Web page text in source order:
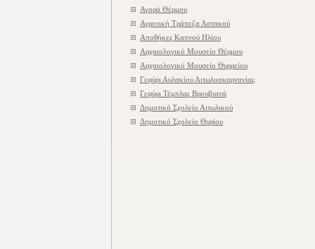
Αγορά Θέρμου
Αγροτική Τράπεζα Αστακού
Αποθήκες Καπνού Ηλίου
Αρχαιολογικό Μουσείο Θέρμου
Αρχαιολογικό Μουσείο Θυρρείου
Γεφύρι Αυλακίου Αιτωλοακαρνανίας
Γεφύρι Τέμπλας Βρουβιανά
Δημοτικό Σχολείο Αιτωλικού
Δημοτικό Σχολείο Θυρίου